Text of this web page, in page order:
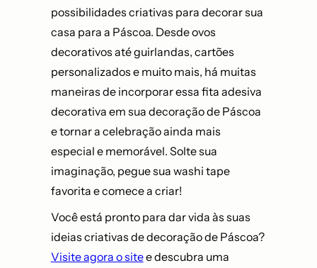
possibilidades criativas para decorar sua
casa para a Páscoa. Desde ovos
decorativos até guirlandas, cartões
personalizados e muito mais, há muitas
maneiras de incorporar essa fita adesiva
decorativa em sua decoração de Páscoa
e tornar a celebração ainda mais
especial e memorável. Solte sua
imaginação, pegue sua washi tape
favorita e comece a criar!
Você está pronto para dar vida às suas
ideias criativas de decoração de Páscoa?
Visite agora o sitee descubra uma